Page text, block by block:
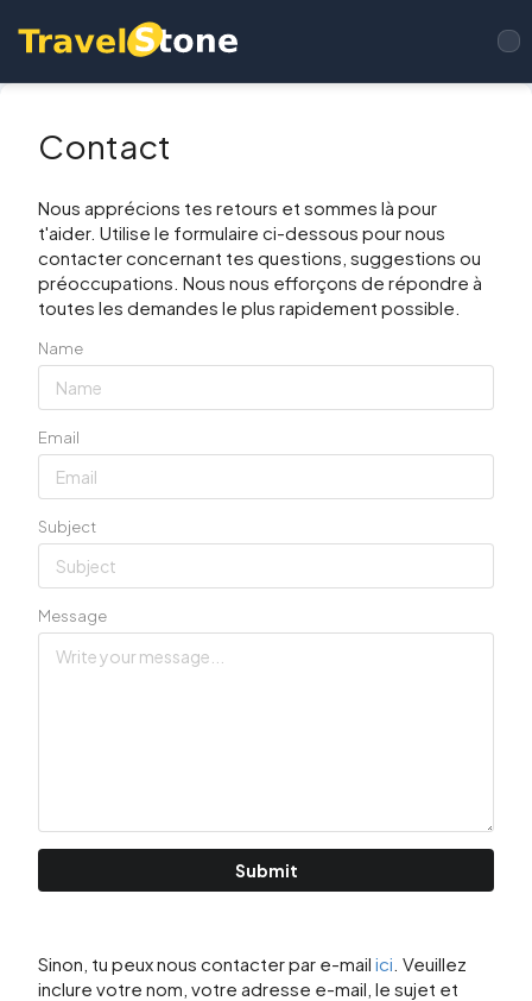
Contact
Nous apprécions tes retours et sommes là pour
t'aider. Utilise le formulaire ci-dessous pour nous
contacter concernant tes questions, suggestions ou
préoccupations. Nous nous efforçons de répondre à
toutes les demandes le plus rapidement possible.
Name
Email
Subject
Message
Submit
Sinon, tu peux nous contacter par e-mail ici . Veuillez
inclure votre nom, votre adresse e-mail, le sujet et